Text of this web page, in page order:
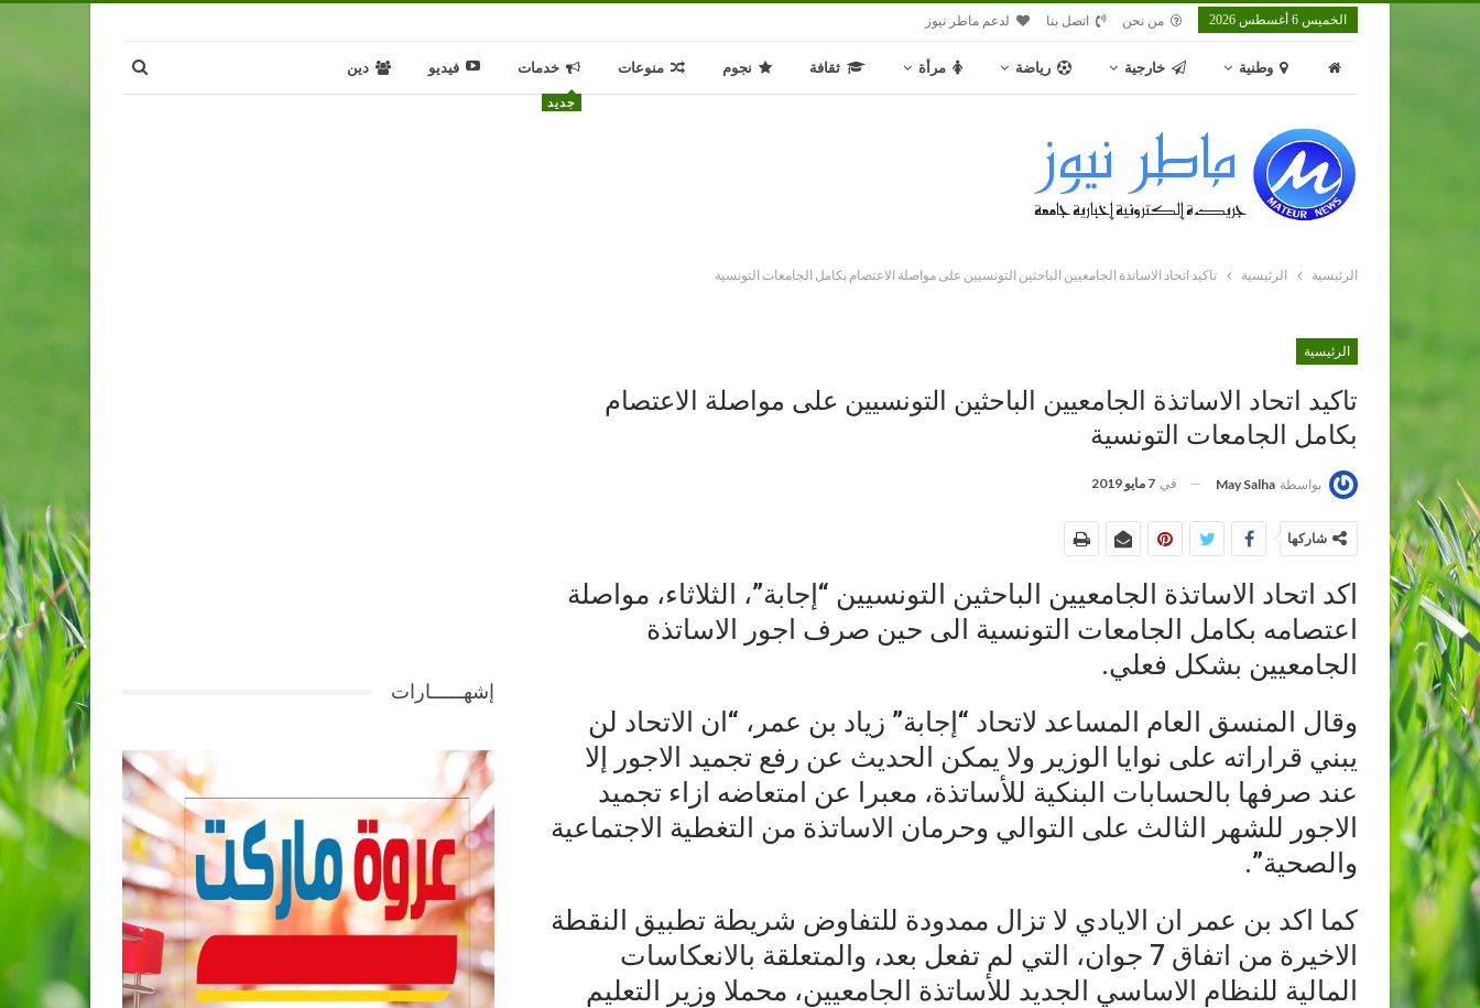
الخميس 6 أغسطس 2026 من نحن اتصل بنا لدعم ماطر نيوز
وطنية خارجية رياضة مرأة ثقافة نجوم منوعات خدمات
جديد
فيديو دين
الرئيسية الرئيسية تاكيد اتحاد الاساتذة الجامعيين الباحثين التونسيين على مواصلة الاعتصام بكامل الجامعات التونسية
الرئيسية
تاكيد اتحاد الاساتذة الجامعيين الباحثين التونسيين على مواصلة الاعتصام
بكامل الجامعات التونسية
بواسطة May Salha في 7 مايو 2019
شاركها
اكد اتحاد الاساتذة الجامعيين الباحثين التونسيين “إجابة”، الثلاثاء، مواصلة
اعتصامه بكامل الجامعات التونسية الى حين صرف اجور الاساتذة
الجامعيين بشكل فعلي.
وقال المنسق العام المساعد لاتحاد “إجابة” زياد بن عمر، “ان الاتحاد لن
يبني قراراته على نوايا الوزير ولا يمكن الحديث عن رفع تجميد الاجور إلا
عند صرفها بالحسابات البنكية للأساتذة، معبرا عن امتعاضه ازاء تجميد
الاجور للشهر الثالث على التوالي وحرمان الاساتذة من التغطية الاجتماعية
والصحية”.
كما اكد بن عمر ان الايادي لا تزال ممدودة للتفاوض شريطة تطبيق النقطة
الاخيرة من اتفاق 7 جوان، التي لم تفعل بعد، والمتعلقة بالانعكاسات
المالية للنظام الاساسي الجديد للأساتذة الجامعيين، محملا وزير التعليم
إشهــــــارات